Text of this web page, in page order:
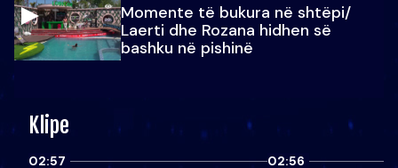
Momente të bukura në shtëpi/
Laerti dhe Rozana hidhen së
bashku në pishinë
Klipe
02:57 02:56